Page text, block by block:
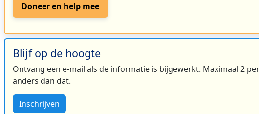
Doneer en help mee
Blijf op de hoogte
Ontvang een e-mail als de informatie is bijgewerkt. Maximaal 2
anders dan dat.
Inschrijven